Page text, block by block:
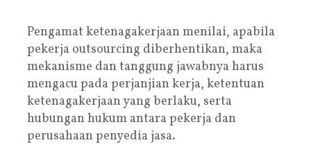
Pengamat ketenagakerjaan menilai, apabila
pekerja outsourcing diberhentikan, maka
mekanisme dan tanggung jawabnya harus
mengacu pada perjanjian kerja, ketentuan
ketenagakerjaan yang berlaku, serta
hubungan hukum antara pekerja dan
perusahaan penyedia jasa.